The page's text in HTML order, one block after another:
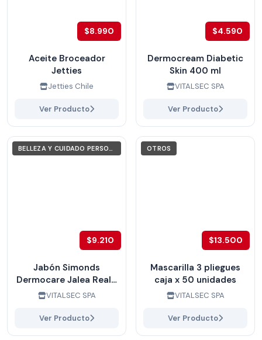
$8.990
Aceite Broceador
Jetties
Jetties Chile
Ver Producto
$4.590
Dermocream Diabetic
Skin 400 ml
VITALSEC SPA
Ver Producto
BELLEZA Y CUIDADO PERSONAL
$9.210
Jabón Simonds
Dermocare Jalea Real 1
Litro caja x 6 unidades
VITALSEC SPA
Ver Producto
OTROS
$13.500
Mascarilla 3 pliegues
caja x 50 unidades
VITALSEC SPA
Ver Producto